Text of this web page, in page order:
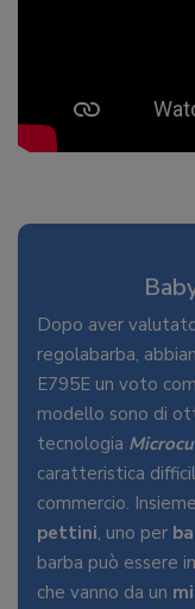
Dopo aver
regolabarba,
E795E un voto
modello sono di
tecnologia
caratteristica
commercio.
pettini, uno per
barba può essere
che vanno da un